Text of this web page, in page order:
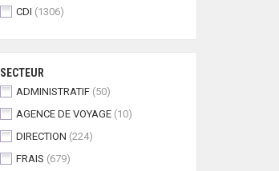
CDI (1306)
SECTEUR
ADMINISTRATIF (50)
AGENCE DE VOYAGE (10)
DIRECTION (224)
FRAIS (679)